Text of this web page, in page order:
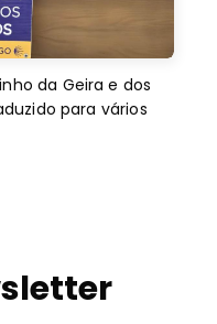
da Geira e dos
para vários